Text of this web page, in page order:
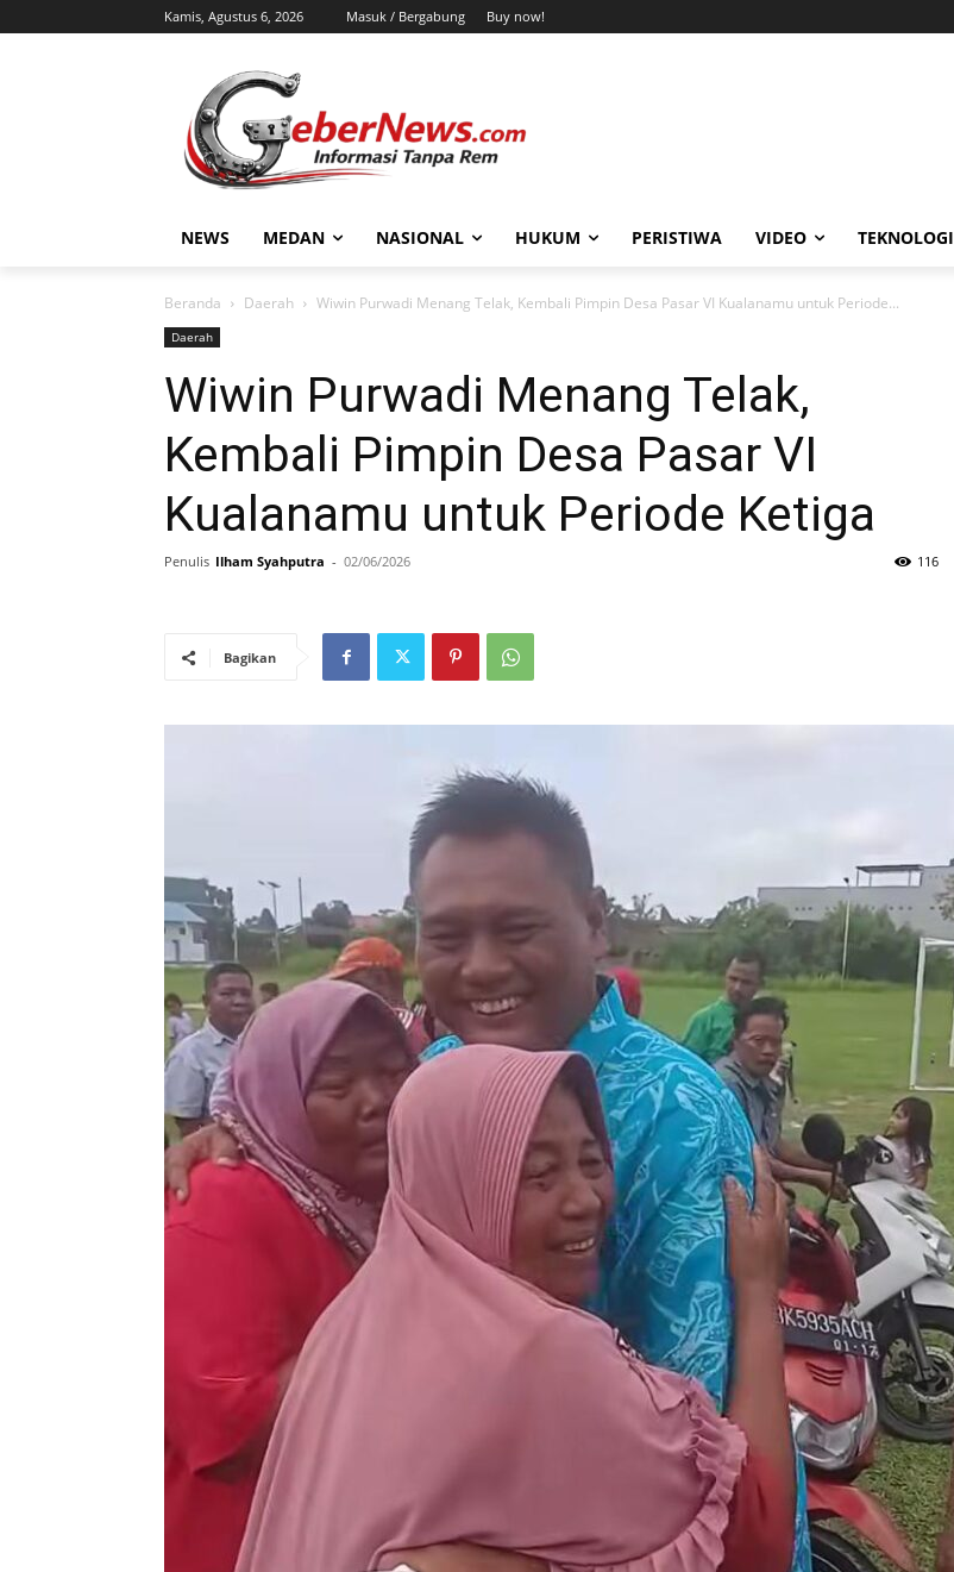
Kamis, Agustus 6, 2026 Masuk / Bergabung Buy now!
NEWS MEDAN NASIONAL HUKUM PERISTIWA VIDEO TEKNOLOGI
Beranda Daerah Wiwin Purwadi Menang Telak, Kembali Pimpin Desa Pasar VI Kualanamu untuk Periode...
Daerah
Wiwin Purwadi Menang Telak,
Kembali Pimpin Desa Pasar VI
Kualanamu untuk Periode Ketiga
Penulis Ilham Syahputra - 02/06/2026 116
Bagikan